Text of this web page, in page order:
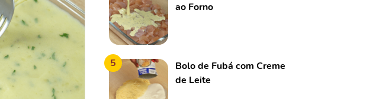
ao Forno
5
Bolo de Fubá com Creme
de Leite